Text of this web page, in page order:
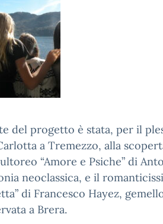
del progetto è stata, per il
a Tremezzo, alla
“Amore e Psiche” di
neoclassica, e il
di Francesco Hayez,
a Brera.